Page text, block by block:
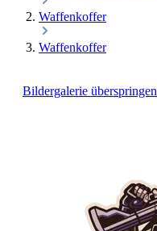
Waffenkoffer
Waffenkoffer
Bildergalerie überspringen